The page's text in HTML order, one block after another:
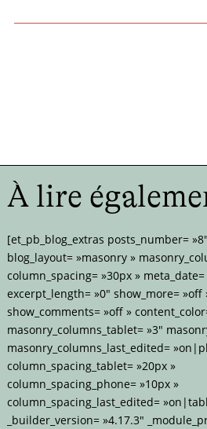
À lire
[et_pb_blog_extras posts_number=
blog_layout= »masonry »
column_spacing= »30px » meta_date=
excerpt_length= »0″ show_more=
show_comments= »off »
masonry_columns_tablet= »3″
masonry_columns_last_edited=
column_spacing_tablet= »20px »
column_spacing_phone= »10px »
column_spacing_last_edited=
_builder_version= »4.17.3″